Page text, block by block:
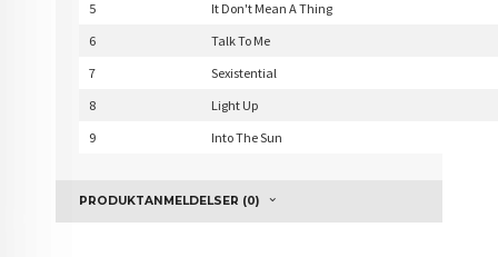
5
It Don't Mean A Thing
6
Talk To Me
7
Sexistential
8
Light Up
9
Into The Sun
PRODUKTANMELDELSER (0)